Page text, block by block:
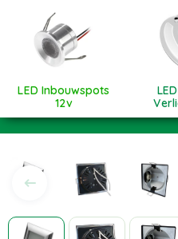
LED Inbouwspots
12v